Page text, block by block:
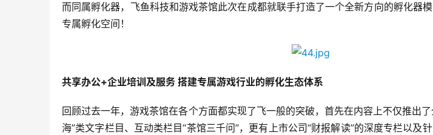
而同属孵化器，飞鱼科技和游戏茶馆此次在成都就联手打造了一个全新方向的孵化器
专属孵化空间！
共享办公+企业培训及服务 搭建专属游戏行业的孵化生态体系
回顾过去一年，游戏茶馆在各个方面都实现了飞一般的突破，首先在内容上不仅推出了
海”类文字栏目、互动类栏目“茶馆三千问”，更有上市公司“财报解读”的深度专栏以及